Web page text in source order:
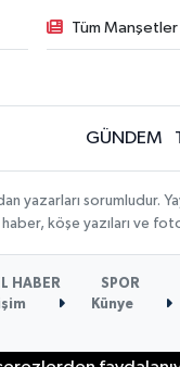
Tüm Manşetler
GÜNDEM
yazarları sorumludur.
köşe yazıları ve
HABER SPOR
Künye